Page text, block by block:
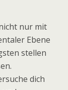
nur mit
Ebene
stellen
dich